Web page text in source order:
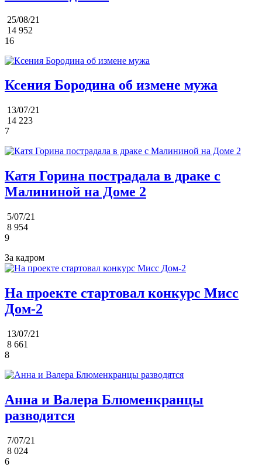
25/08/21
14 952
16
Ксения Бородина об измене мужа
13/07/21
14 223
7
Катя Горина пострадала в драке с
Малининой на Доме 2
5/07/21
8 954
9
За кадром
На проекте стартовал конкурс Мисс
Дом-2
13/07/21
8 661
8
Анна и Валера Блюменкранцы
разводятся
7/07/21
8 024
6